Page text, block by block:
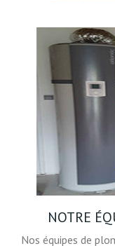
NOTRE
Nos équipes de